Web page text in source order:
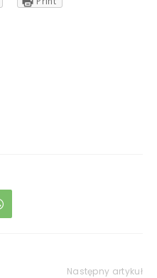
Następny artykuł